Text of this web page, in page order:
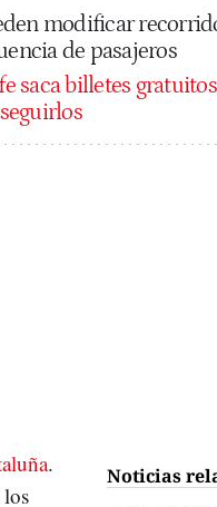
modificar
de pasajeros
saca billetes
Noticias
.